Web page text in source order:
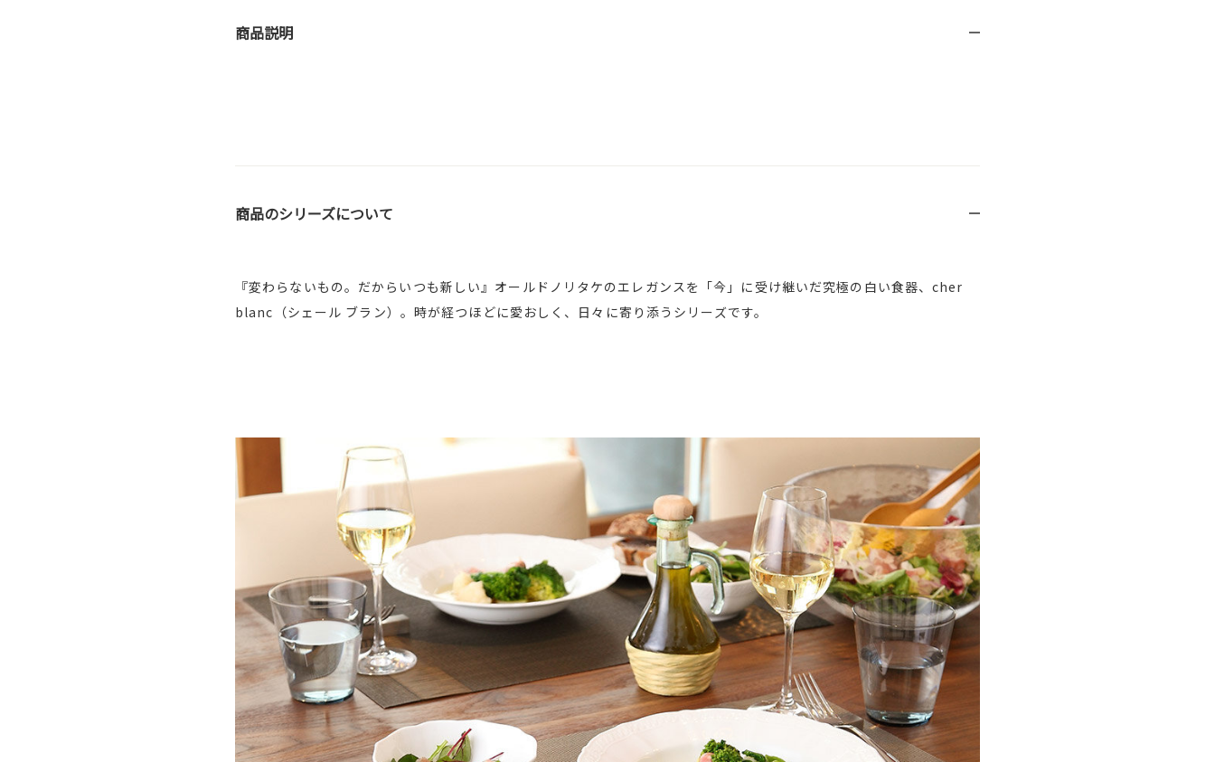
商品説明
商品のシリーズについて
『変わらないもの。だからいつも新しい』オールドノリタケのエレガンスを「今」に受け継いだ究極の白い食器、cher
blanc（シェール ブラン）。時が経つほどに愛おしく、日々に寄り添うシリーズです。